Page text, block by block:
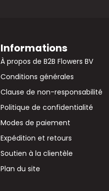
Informations
À propos de B2B Flowers BV
Conditions générales
Clause de non-responsabilité
Politique de confidentialité
Modes de paiement
Expédition et retours
Soutien à la clientèle
Plan du site